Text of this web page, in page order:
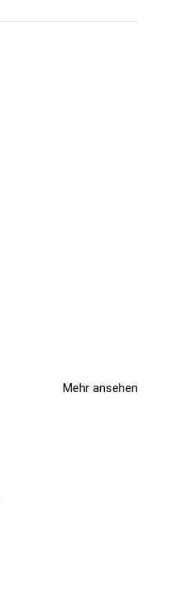
Mehr ansehen